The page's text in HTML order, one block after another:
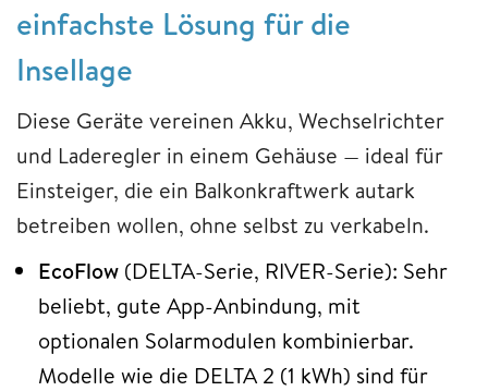
einfachste Lösung für die
Insellage
Diese Geräte vereinen Akku, Wechselrichter
und Laderegler in einem Gehäuse — ideal für
Einsteiger, die ein Balkonkraftwerk autark
betreiben wollen, ohne selbst zu verkabeln.
EcoFlow (DELTA-Serie, RIVER-Serie): Sehr
beliebt, gute App-Anbindung, mit
optionalen Solarmodulen kombinierbar.
Modelle wie die DELTA 2 (1 kWh) sind für